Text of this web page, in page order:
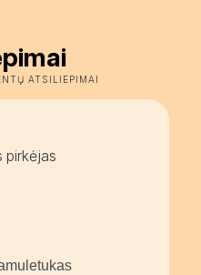
ATSILIEPIMAI
pirkėjas